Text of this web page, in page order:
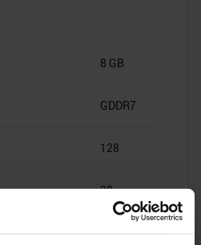
8 GB
GDDR7
128
28
Gbps